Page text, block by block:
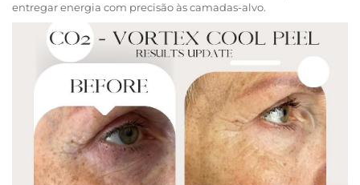
entregar energia com precisão às camadas-alvo.